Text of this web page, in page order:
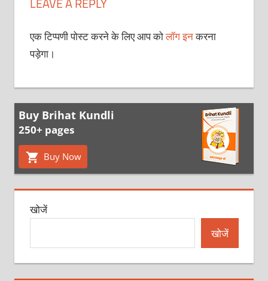
एक टिप्पणी पोस्ट करने के लिए आप कोलॉग इनकरना
पड़ेगा।
Buy Brihat Kundli
250+ pages
Buy Now
खोजें
खोजें